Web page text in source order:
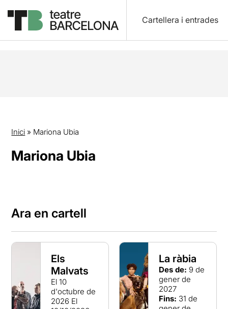
Cartellera i entrades
Inici » Mariona Ubia
Mariona Ubia
Ara en cartell
Els
Malvats
El 10
d'octubre de
2026 El
La ràbia
Des de: 9 de
gener de
2027
Fins: 31 de